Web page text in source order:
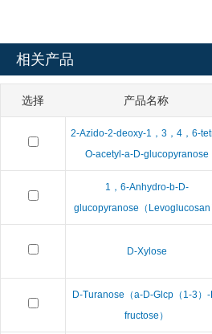
相关产品
选择 产品名称
2-Azido-2-deoxy-1，3，4，6-
O-acetyl-a-D-glucopyranose
1，6-Anhydro-b-D-
glucopyranose（Levoglucosan
D-Xylose
D-Turanose（a-D-Glcp（1-3）
fructose）